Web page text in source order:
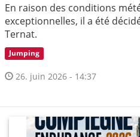
En raison des conditions
exceptionnelles, il a été
Ternat.
Jumping
26. juin 2026 - 14:37